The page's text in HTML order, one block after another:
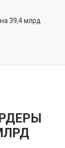
39,4 млрд